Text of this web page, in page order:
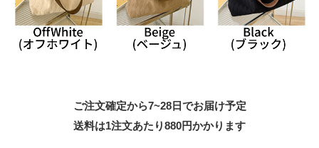
ご注文確定から7~28日でお届け予定
送料は1注文あたり880円かかります